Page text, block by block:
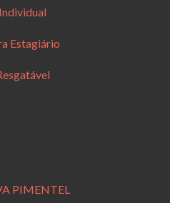
Estagiário
PIMENTEL